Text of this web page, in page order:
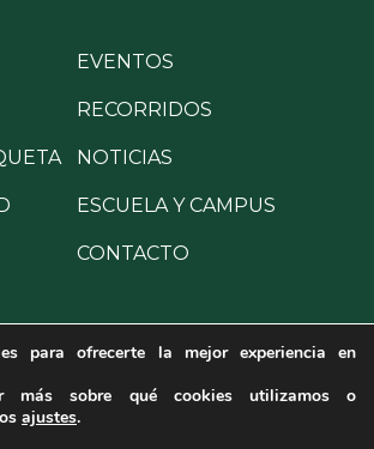
EVENTOS
RECORRIDOS
NOTICIAS
ESCUELA Y CAMPUS
CONTACTO
© 2025 All Rights Reserved.
para ofrecerte la mejor experiencia en
más sobre qué cookies utilizamos o
ajustes.